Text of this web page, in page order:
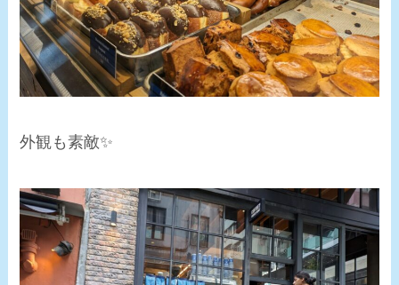
外観も素敵✨